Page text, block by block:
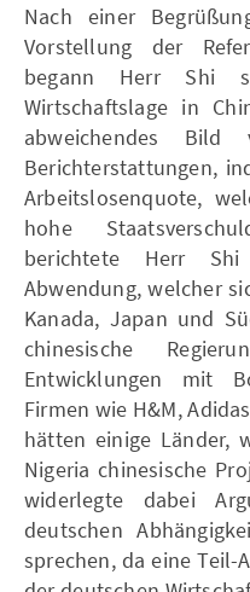
Nach einer
Vorstellung der
begann Herr Shi
Wirtschaftslage in
abweichendes Bild
Berichterstattungen,
Arbeitslosenquote,
hohe
berichtete Herr
Abwendung, welcher
Kanada, Japan und
chinesische
Entwicklungen mit
Firmen wie H&M,
hätten einige Länder,
Nigeria chinesische
widerlegte dabei
deutschen
sprechen, da eine